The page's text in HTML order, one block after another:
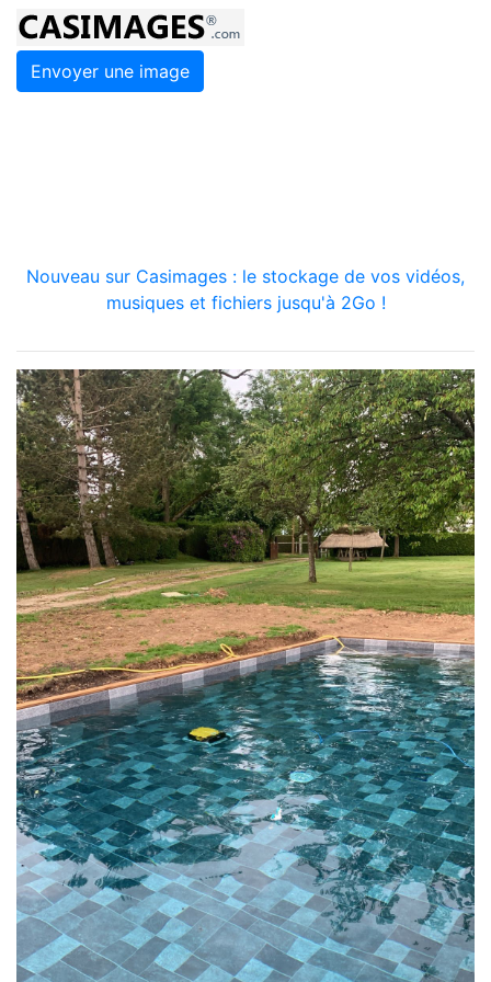
Envoyer une image
Nouveau sur Casimages : le stockage de vos vidéos,
musiques et fichiers jusqu'à 2Go !